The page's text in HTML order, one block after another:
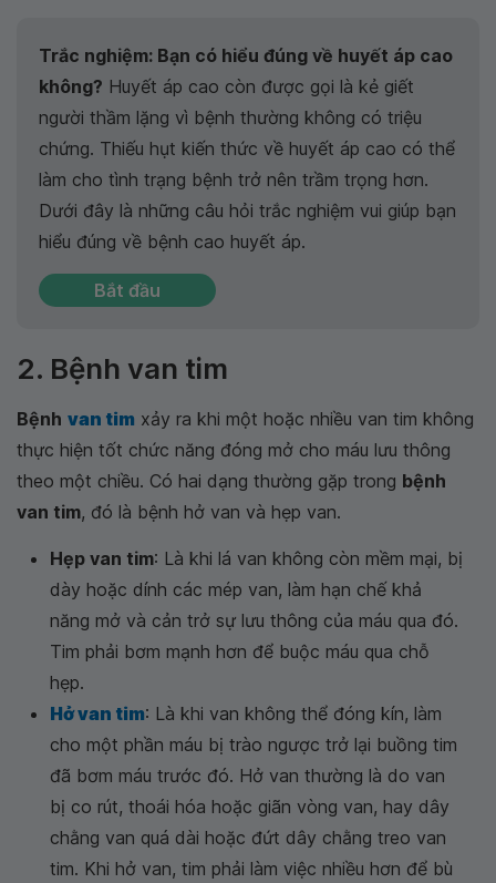
Trắc nghiệm: Bạn có hiểu đúng về huyết áp cao
không? Huyết áp cao còn được gọi là kẻ giết
người thầm lặng vì bệnh thường không có triệu
chứng. Thiếu hụt kiến thức về huyết áp cao có thể
làm cho tình trạng bệnh trở nên trầm trọng hơn.
Dưới đây là những câu hỏi trắc nghiệm vui giúp bạn
hiểu đúng về bệnh cao huyết áp.
Bắt đầu
2. Bệnh van tim
Bệnh van tim xảy ra khi một hoặc nhiều van tim không
thực hiện tốt chức năng đóng mở cho máu lưu thông
theo một chiều. Có hai dạng thường gặp trong bệnh
van tim, đó là bệnh hở van và hẹp van.
Hẹp van tim: Là khi lá van không còn mềm mại, bị
dày hoặc dính các mép van, làm hạn chế khả
năng mở và cản trở sự lưu thông của máu qua đó.
Tim phải bơm mạnh hơn để buộc máu qua chỗ
hẹp.
Hở van tim: Là khi van không thể đóng kín, làm
cho một phần máu bị trào ngược trở lại buồng tim
đã bơm máu trước đó. Hở van thường là do van
bị co rút, thoái hóa hoặc giãn vòng van, hay dây
chằng van quá dài hoặc đứt dây chằng treo van
tim. Khi hở van, tim phải làm việc nhiều hơn để bù